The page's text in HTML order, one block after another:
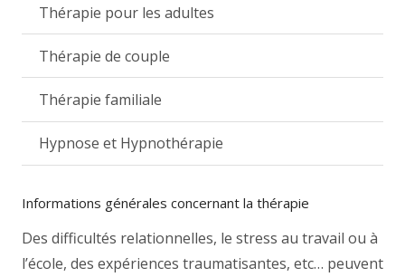
Thérapie pour les adultes
Thérapie de couple
Thérapie familiale
Hypnose et Hypnothérapie
Informations générales concernant la thérapie
Des difficultés relationnelles, le stress au travail ou à
l’école, des expériences traumatisantes, etc… peuvent